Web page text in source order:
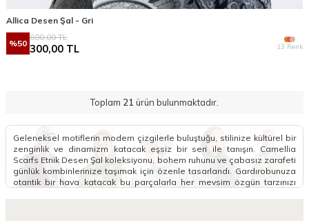
Allica Desen Şal - Gri
%50
600,00TL
300,00 TL 13 Renk
Toplam 21 ürün bulunmaktadır.
Geleneksel motiflerin modern çizgilerle buluştuğu, stilinize kültürel bir
zenginlik ve dinamizm katacak eşsiz bir seri ile tanışın. Camellia
Scarfs Etnik Desen Şal koleksiyonu, bohem ruhunu ve çabasız zarafeti
günlük kombinlerinize taşımak için özenle tasarlandı. Gardırobunuza
otantik bir hava katacak bu parçalarla her mevsim özgün tarzınızı